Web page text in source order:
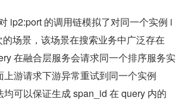
ip2:port 的调用链模拟了对同一个实例 i
场景，该场景在搜索业务中广泛存在
在融合层服务会请求同一个排序服务实
游请求下游异常重试到同一个实例
可以保证生成 span_id 在 query 内的